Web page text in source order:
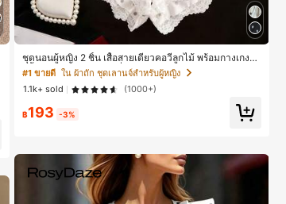
ชุดนอนผู้หญิง 2 ชิ้น เสื้อสายเดี่ยวคอวีลูกไม้ พร้อมกางเกงข
าสั้นแต่งลูกไม้ แต่งโบว์ที่เอว ชุดลำลองผู้หญิงนุ่มสบายน่ารั
ก สไตล์เอสเธติก
#1 ขายดี ใน ผ้าถัก ชุดเลานจ์สำหรับผู้หญิง
1.1k+ sold
(1000+)
฿193 -3%